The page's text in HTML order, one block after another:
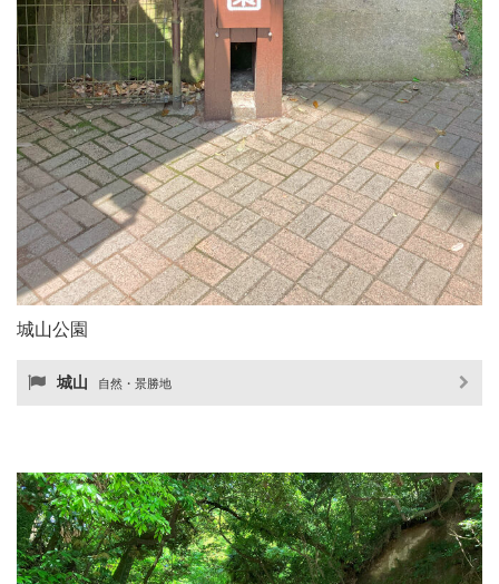
城山公園
城山 自然・景勝地